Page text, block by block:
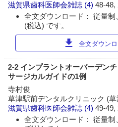
滋賀県歯科医師会雑誌 (4)48-48,
全文ダウンロード： 従量
(税込) です。
download 全文ダウン
2-2 インプラントオーバーデン
サージカルガイドの1例
寺村俊
草津駅前デンタルクリニック (
滋賀県歯科医師会雑誌 (4)49-49,
全文ダウンロード： 従量